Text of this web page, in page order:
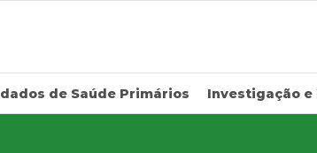
de Saúde Primários Investigação e